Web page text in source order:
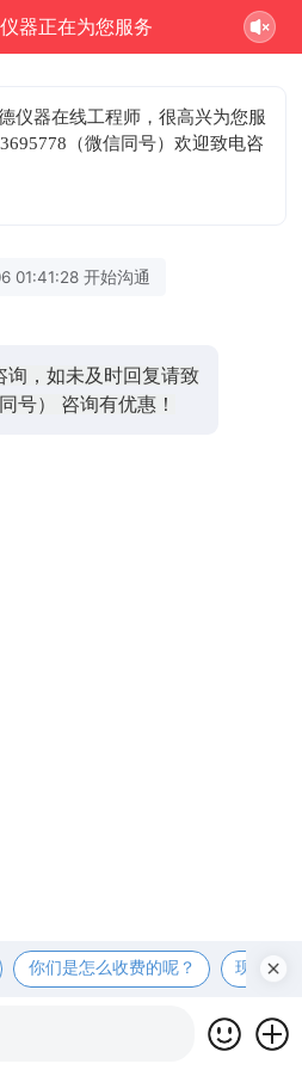
器正在为您服务
仪器在线工程师，很高兴为您服
（微信同号）欢迎致电咨
01:41:28 开始沟通
询，如未及时回复请致
号） 咨询有优惠！
你们是怎么收费的呢？ 现在有